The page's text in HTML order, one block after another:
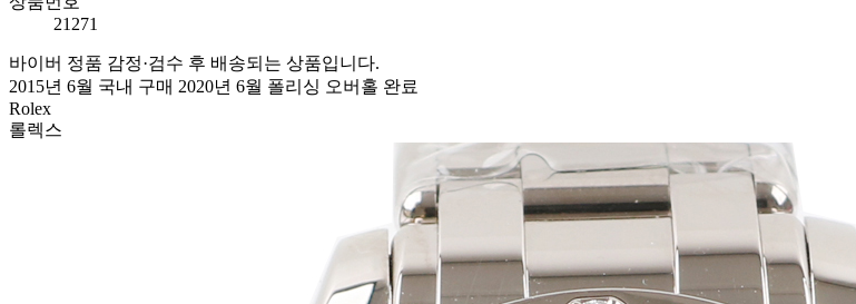
21271
바이버 정품 감정·검수 후 배송되는 상품입니다.
2015년 6월 국내 구매 2020년 6월 폴리싱 오버홀 완료
Rolex
롤렉스